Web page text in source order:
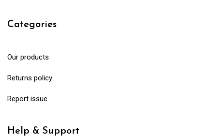
Categories
Our products
Returns policy
Report issue
Help & Support